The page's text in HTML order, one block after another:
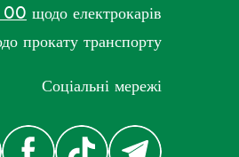
00 щодо електрокарів
прокату транспорту
Соціальні мережі